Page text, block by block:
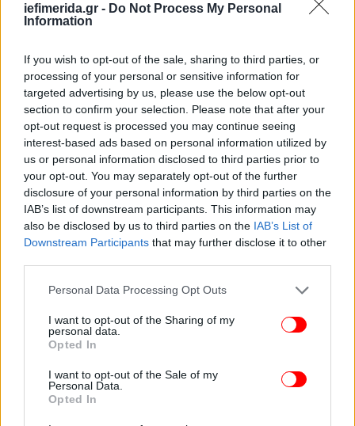
iefimerida.gr - Do Not Process My Personal
Information
If you wish to opt-out of the sale, sharing to third parties, or
processing of your personal or sensitive information for
targeted advertising by us, please use the below opt-out
section to confirm your selection. Please note that after your
opt-out request is processed you may continue seeing
interest-based ads based on personal information utilized by
us or personal information disclosed to third parties prior to
your opt-out. You may separately opt-out of the further
disclosure of your personal information by third parties on the
IAB’s list of downstream participants. This information may
also be disclosed by us to third parties on the IAB’s List of
Downstream Participants that may further disclose it to other
Please note that this website/app uses one or more Google
not limited to your visit or usage behaviour. You may click to
grant or deny consent to Google and its third-party tags to
use your data for below specified purposes in below Google
consent section.
Personal Data Processing Opt Outs
I want to opt-out of the Sharing of my
personal data.
Opted In
I want to opt-out of the Sale of my
Personal Data.
Opted In